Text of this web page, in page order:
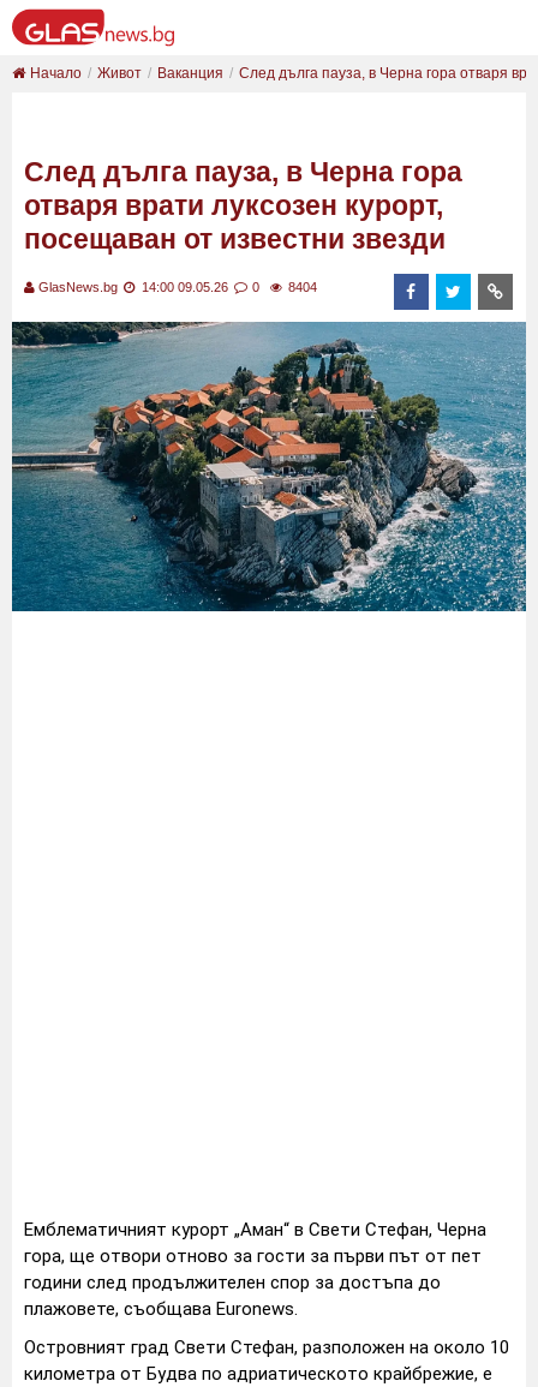
Начало Живот Ваканция След дълга пауза, в Черна гора отваря
След дълга пауза, в Черна гора
отваря врати луксозен курорт,
посещаван от известни звезди
GlasNews.bg 14:00 09.05.26 0 8404
Емблематичният курорт „Аман“ в Свети Стефан, Черна
гора, ще отвори отново за гости за първи път от пет
години след продължителен спор за достъпа до
плажовете, съобщава Euronews.
Островният град Свети Стефан, разположен на около 10
километра от Будва по адриатическото крайбрежие, е